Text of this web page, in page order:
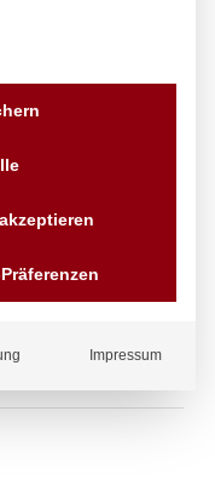
1/2″
Impressum